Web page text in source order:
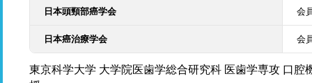
日本頭頸部癌学会 会
日本癌治療学会 会
東京科学大学 大学院医歯学総合研究科 医歯学専攻 口